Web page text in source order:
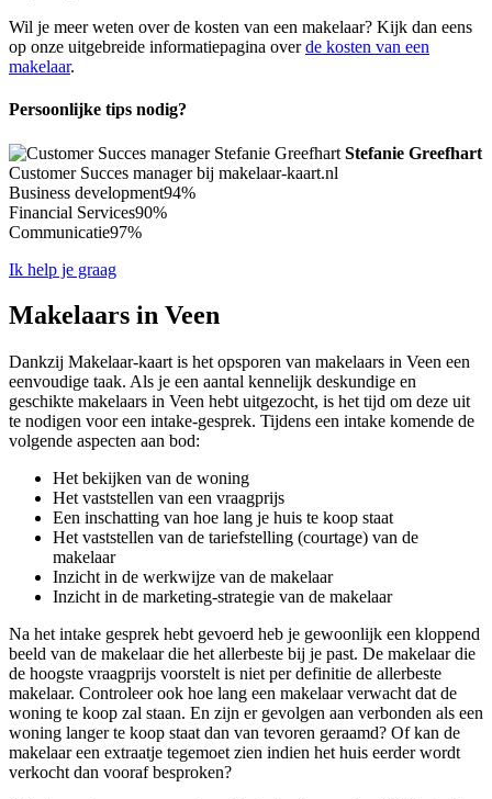
Wil je meer weten over de kosten van een makelaar? Kijk dan eens
op onze uitgebreide informatiepagina overde kosten van een
makelaar.
Persoonlijke tips nodig?
Stefanie Greefhart
Customer Succes manager bij makelaar-kaart.nl
Business development94%
Financial Services90%
Communicatie97%
Ik help je graag
Makelaars in Veen
Dankzij Makelaar-kaart is het opsporen van makelaars in Veen een
eenvoudige taak. Als je een aantal kennelijk deskundige en
geschikte makelaars in Veen hebt uitgezocht, is het tijd om deze uit
te nodigen voor een intake-gesprek. Tijdens een intake komende de
volgende aspecten aan bod:
Het bekijken van de woning
Het vaststellen van een vraagprijs
Een inschatting van hoe lang je huis te koop staat
Het vaststellen van de tariefstelling (courtage) van de
makelaar
Inzicht in de werkwijze van de makelaar
Inzicht in de marketing-strategie van de makelaar
Na het intake gesprek hebt gevoerd heb je gewoonlijk een kloppend
beeld van de makelaar die het allerbeste bij je past. De makelaar die
de hoogste vraagprijs voorstelt is niet per definitie de allerbeste
makelaar. Controleer ook hoe lang een makelaar verwacht dat de
woning te koop zal staan. En zijn er gevolgen aan verbonden als een
woning langer te koop staat dan van tevoren geraamd? Of kan de
makelaar een extraatje tegemoet zien indien het huis eerder wordt
verkocht dan vooraf besproken?